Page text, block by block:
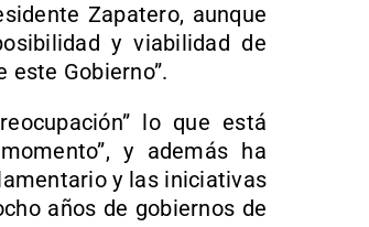
Zapatero, aunque
y viabilidad de
este Gobierno”.
lo que está
y además ha
y las iniciativas
años de gobiernos de